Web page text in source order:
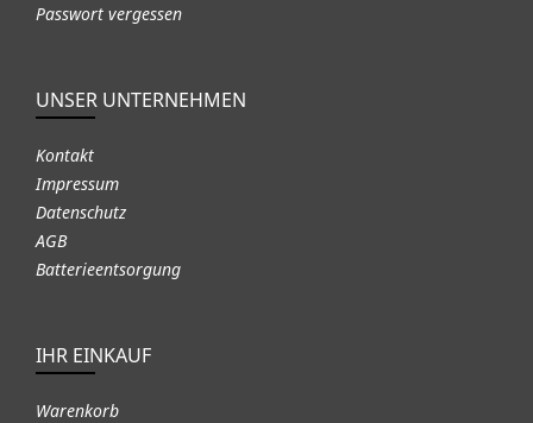
Passwort vergessen
UNSER UNTERNEHMEN
Kontakt
Impressum
Datenschutz
AGB
Batterieentsorgung
IHR EINKAUF
Warenkorb